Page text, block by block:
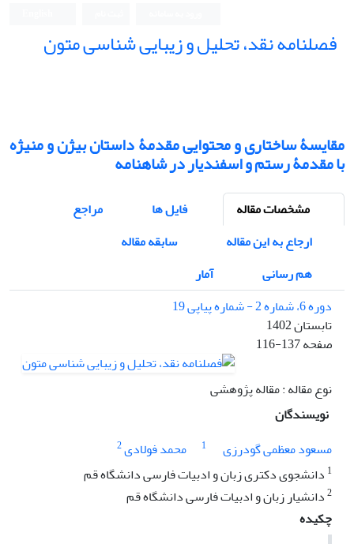
فصلنامه نقد، تحلیل و زیبایی شناسی متون
مقایسۀ ساختاری و محتوایی مقدمۀ داستان بیژن و منیژه
با مقدمۀ رستم و اسفندیار در شاهنامه
مشخصات مقاله فایل ها
مراجع
ارجاع به این مقاله
سابقه مقاله
هم رسانی
آمار
دوره 6، شماره 2 - شماره پیاپی 19
تابستان 1402
صفحه116-137
نوع مقاله : مقاله پژوهشی
نویسندگان
مسعود معظمی گودرزی
1 محمد فولادی2
1 دانشجوی دکتری زبان و ادبیات فارسی دانشگاه قم
2دانشیار زبان و ادبیات فارسی دانشگاه قم
چکیده